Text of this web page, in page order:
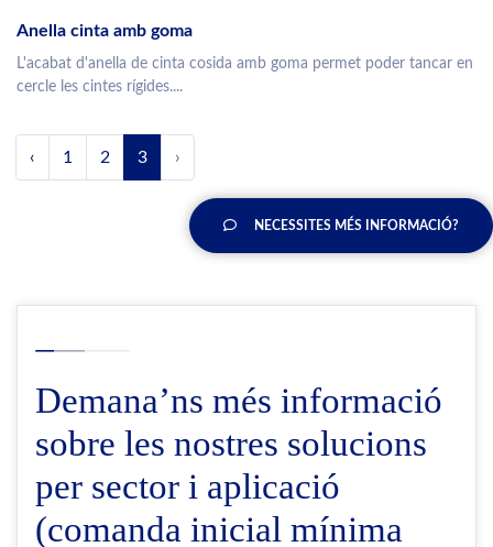
Anella cinta amb goma
L'acabat d'anella de cinta cosida amb goma permet poder tancar en
cercle les cintes rígides....
‹ 1 2 3 ›
NECESSITES MÉS INFORMACIÓ?
Demana’ns més informació
sobre les nostres solucions
per sector i aplicació
(comanda inicial mínima